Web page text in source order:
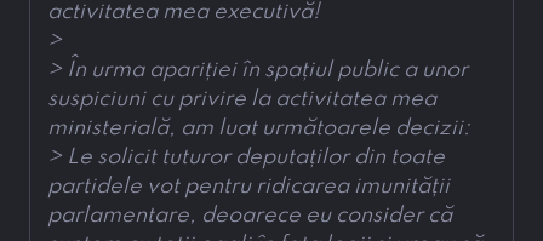
activitatea mea executivă!
> În urma apariției în spațiul public a unor
suspiciuni cu privire la activitatea mea
> Le solicit tuturor deputaților din toate
partidele vot pentru ridicarea imunității
parlamentare, deoarece eu consider că